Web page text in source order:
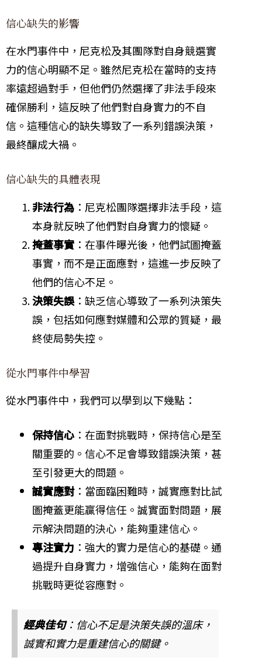
信心缺失的影響
在水門事件中，尼克松及其團隊對自身競選實
力的信心明顯不足。雖然尼克松在當時的支持
率遠超過對手，但他們仍然選擇了非法手段來
確保勝利，這反映了他們對自身實力的不自
信。這種信心的缺失導致了一系列錯誤決策，
最終釀成大禍。
信心缺失的具體表現
非法行為 ：尼克松團隊選擇非法手段，這
本身就反映了他們對自身實力的懷疑。
掩蓋事實 ：在事件曝光後，他們試圖掩蓋
事實，而不是正面應對，這進一步反映了
他們的信心不足。
決策失誤：缺乏信心導致了一系列決策失
誤，包括如何應對媒體和公眾的質疑，最
終使局勢失控。
從水門事件中學習
從水門事件中，我們可以學到以下幾點：
保持信心 ：在面對挑戰時，保持信心是至
關重要的。信心不足會導致錯誤決策，甚
至引發更大的問題。
誠實應對：當面臨困難時，誠實應對比試
圖掩蓋更能贏得信任。誠實面對問題，展
示解決問題的決心，能夠重建信心。
專注實力 ：強大的實力是信心的基礎。通
過提升自身實力，增強信心，能夠在面對
挑戰時更從容應對。
經典佳句：信心不足是決策失誤的溫床，
誠實和實力是重建信心的關鍵。